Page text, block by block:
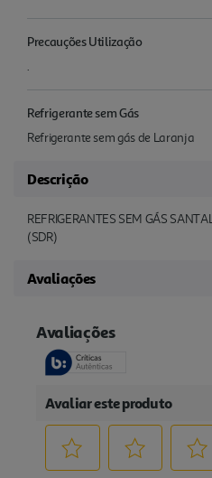
Precauções Utilização
.
Refrigerante sem Gás
Refrigerante sem gás de Laranja
Descrição
REFRIGERANTES SEM GÁS
(SDR)
Avaliações